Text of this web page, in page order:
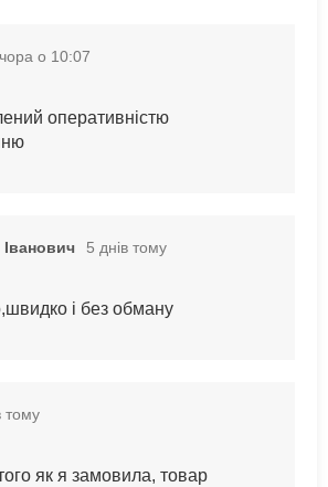
о 10:07
оперативністю
5 днів тому
і без обману
тому
як я замовила, товар